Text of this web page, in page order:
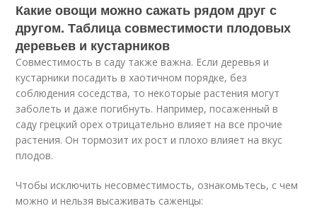
Какие овощи можно сажать рядом друг с
другом. Таблица совместимости плодовых
деревьев и кустарников
Совместимость в саду также важна. Если деревья и
кустарники посадить в хаотичном порядке, без
соблюдения соседства, то некоторые растения могут
заболеть и даже погибнуть. Например, посаженный в
саду грецкий орех отрицательно влияет на все прочие
растения. Он тормозит их рост и плохо влияет на вкус
плодов.
Чтобы исключить несовместимость, ознакомьтесь, с чем
можно и нельзя высаживать саженцы: